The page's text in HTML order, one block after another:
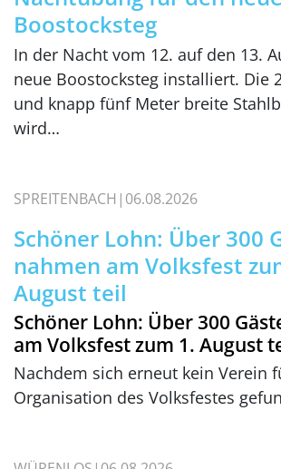
Boostocksteg
In der Nacht vom 12. auf den 13.
neue Boostocksteg installiert. Die
und knapp fünf Meter breite
wird…
SPREITENBACH 06.08.2026
Schöner Lohn: Über 300
nahmen am Volksfest
August teil
Schöner Lohn: Über 300
am Volksfest zum 1. August
Nachdem sich erneut kein Verein
Organisation des Volksfestes